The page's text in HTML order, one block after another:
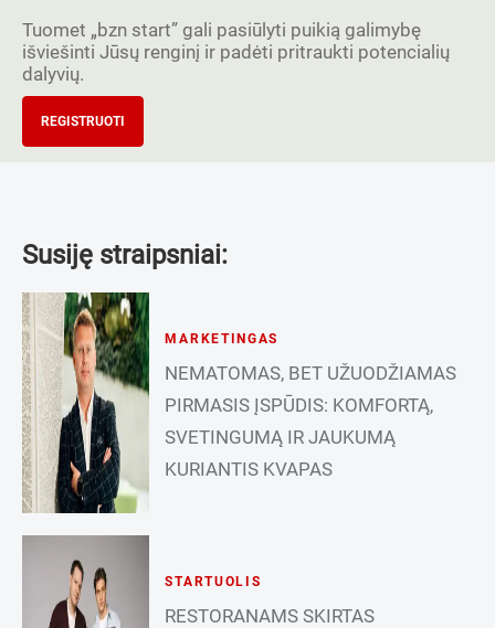
Tuomet „bzn start” gali pasiūlyti puikią galimybę
išviešinti Jūsų renginį ir padėti pritraukti potencialių
dalyvių.
REGISTRUOTI
Susiję straipsniai:
MARKETINGAS
NEMATOMAS, BET UŽUODŽIAMAS
PIRMASIS ĮSPŪDIS: KOMFORTĄ,
SVETINGUMĄ IR JAUKUMĄ
KURIANTIS KVAPAS
STARTUOLIS
RESTORANAMS SKIRTAS